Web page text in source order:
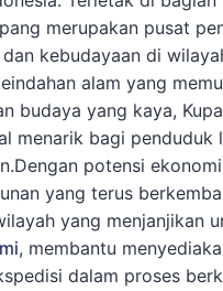
merupakan pusat
kebudayaan di
alam yang
budaya yang kaya,
menarik bagi penduduk
potensi
yang terus
yang menjanjikan
, membantu
dalam proses